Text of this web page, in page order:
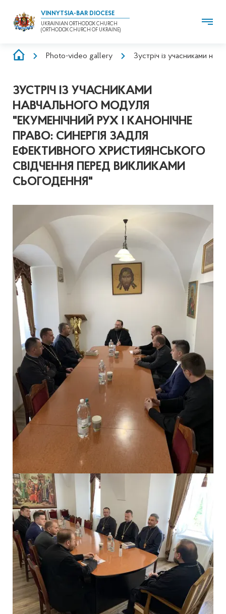
VINNYTSIA-BAR DIOCESE
UKRAINIAN ORTHODOX CHURCH
(ORTHODOX CHURCH OF UKRAINE)
BREADCRUMB
Photo-video gallery Зустріч із учасниками
ЗУСТРІЧ ІЗ УЧАСНИКАМИ
НАВЧАЛЬНОГО МОДУЛЯ
"ЕКУМЕНІЧНИЙ РУХ І КАНОНІЧНЕ
ПРАВО: СИНЕРГІЯ ЗАДЛЯ
ЕФЕКТИВНОГО ХРИСТИЯНСЬКОГО
СВІДЧЕННЯ ПЕРЕД ВИКЛИКАМИ
СЬОГОДЕННЯ"